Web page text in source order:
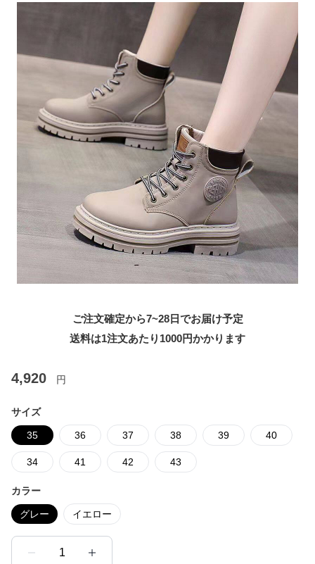
ご注文確定から7~28日でお届け予定
送料は1注文あたり 1000円かかります
4,920 円
サイズ
35 36 37 38 39 40
34 41 42 43
カラー
グレー イエロー
1